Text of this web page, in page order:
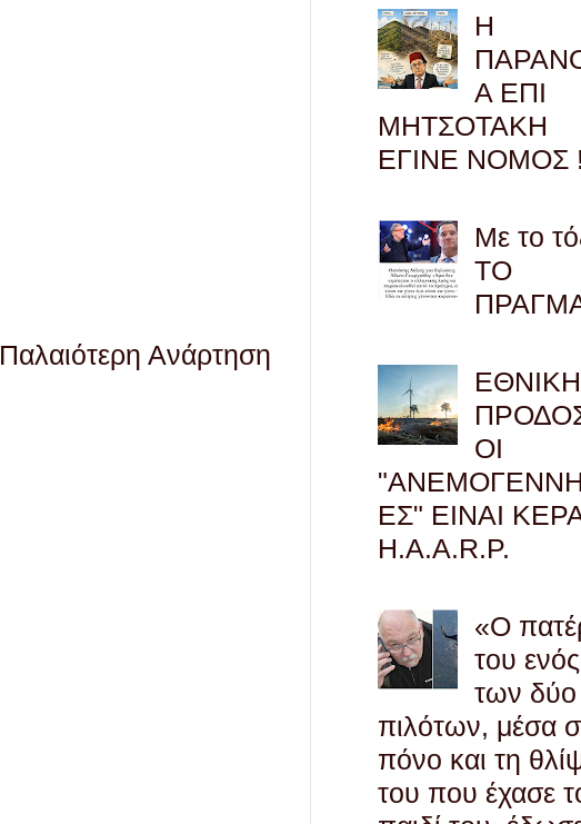
Παλαιότερη Ανάρτηση
Η
Α ΕΠΙ
ΜΗΤΣΟΤΑΚΗ
ΕΓΙΝΕ ΝΟΜΟΣ
Με το
ΤΟ
ΕΘΝΙΚΗ
ΟΙ
ΕΣ" ΕΙΝΑΙ
H.A.A.R.P.
«Ο
του
των δύο
πιλότων, μέσα
πόνο και τη
του που έχασε